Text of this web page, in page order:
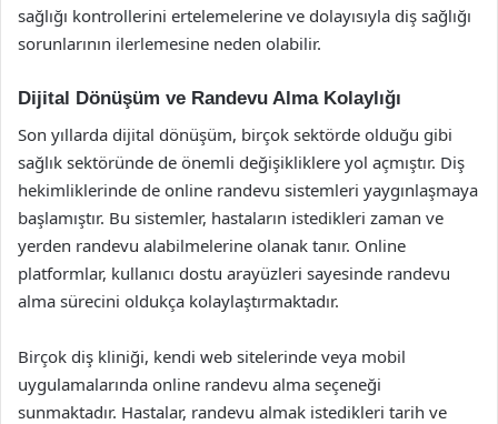
sağlığı kontrollerini ertelemelerine ve dolayısıyla diş sağlığı
sorunlarının ilerlemesine neden olabilir.
Dijital Dönüşüm ve Randevu Alma Kolaylığı
Son yıllarda dijital dönüşüm, birçok sektörde olduğu gibi
sağlık sektöründe de önemli değişikliklere yol açmıştır. Diş
hekimliklerinde de online randevu sistemleri yaygınlaşmaya
başlamıştır. Bu sistemler, hastaların istedikleri zaman ve
yerden randevu alabilmelerine olanak tanır. Online
platformlar, kullanıcı dostu arayüzleri sayesinde randevu
alma sürecini oldukça kolaylaştırmaktadır.
Birçok diş kliniği, kendi web sitelerinde veya mobil
uygulamalarında online randevu alma seçeneği
sunmaktadır. Hastalar, randevu almak istedikleri tarih ve